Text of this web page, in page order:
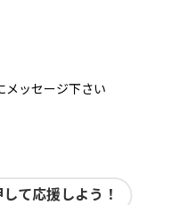
メッセージ下さい
て応援しよう！